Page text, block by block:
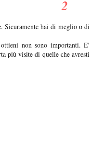
Sicuramente hai di meglio o di
non sono importanti. E'
più visite di quelle che avresti